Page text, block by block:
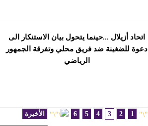
اتحاد أزيلال ...حينما يتحول بيان الاستنكار الى
دعوة للضغينة ضد فريق محلي وتفرقة الجمهور
الرياضي
1
2
3
4
5
6 الأخيرة